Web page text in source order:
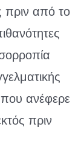
πριν από το
ανέφερε
πριν